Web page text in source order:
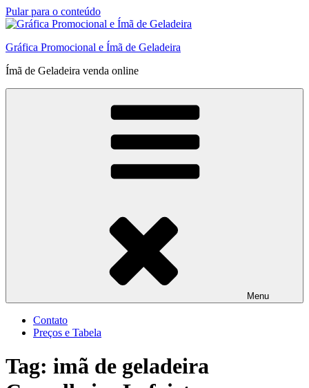
Pular para o conteúdo
Gráfica Promocional e Ímã de Geladeira
Ímã de Geladeira venda online
Menu
Contato
Preços e Tabela
Tag: imã de geladeira